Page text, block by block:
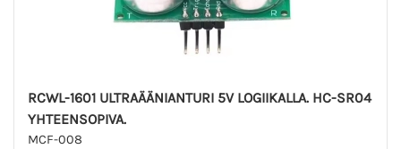
RCWL-1601 ULTRAÄÄNIANTURI 5V LOGIIKALLA. HC-SR04
YHTEENSOPIVA.
MCF-008